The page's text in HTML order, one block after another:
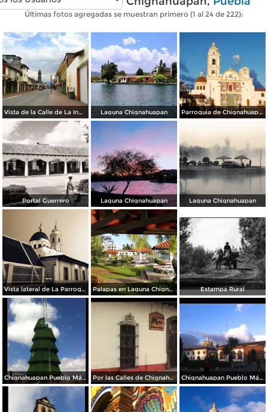
Últimas fotos agregadas se muestran primero (1 al 24 de 222):
Vista de la Calle de La Inmaculada en Semana Santa 2020. Laguna Chignahuapan Parroquia de Chignahuapan
Portal Guerrero Laguna Chignahuapan Laguna Chignahuapan
Vista lateral de La Parroquia Palapas en Laguna Chignahuapan Estampa Rural
Chignahuapan Pueblo Mágico Por las Calles de Chignahuapan Chignahuapan Pueblo Mágico